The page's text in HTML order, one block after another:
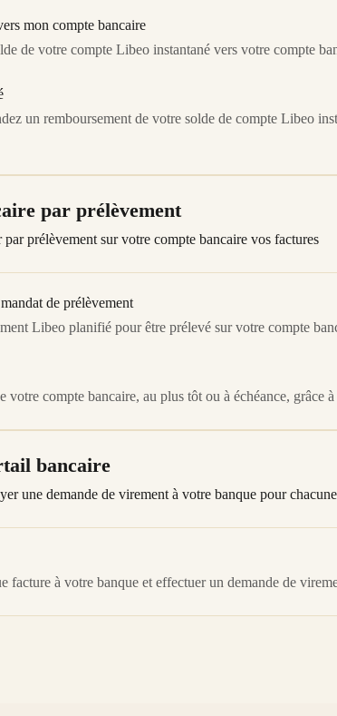
mon compte bancaire
de votre compte Libeo instantané vers votre compte
un remboursement de votre solde de compte Libeo
par prélèvement
prélèvement sur votre compte bancaire vos factures
de prélèvement
Libeo planifié pour être prélevé sur votre compte
compte bancaire, au plus tôt ou à échéance, grâce
bancaire
une demande de virement à votre banque pour
facture à votre banque et effectuer un demande de